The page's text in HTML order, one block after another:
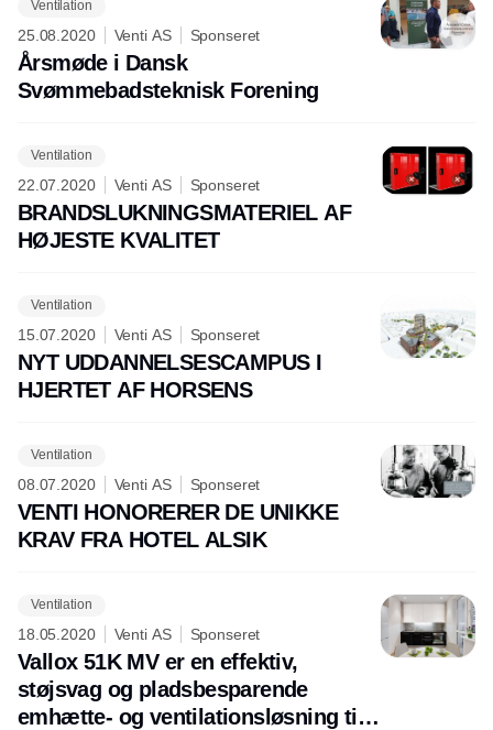
Ventilation
25.08.2020 Venti AS Sponseret
Årsmøde i Dansk
Svømmebadsteknisk Forening
Ventilation
22.07.2020 Venti AS Sponseret
BRANDSLUKNINGSMATERIEL AF
HØJESTE KVALITET
Ventilation
15.07.2020 Venti AS Sponseret
NYT UDDANNELSESCAMPUS I
HJERTET AF HORSENS
Ventilation
08.07.2020 Venti AS Sponseret
VENTI HONORERER DE UNIKKE
KRAV FRA HOTEL ALSIK
Ventilation
18.05.2020 Venti AS Sponseret
Vallox 51K MV er en effektiv,
støjsvag og pladsbesparende
emhætte- og ventilationsløsning til